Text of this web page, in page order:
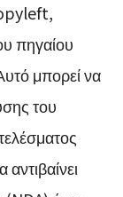
πηγαίου
μπορεί να
του